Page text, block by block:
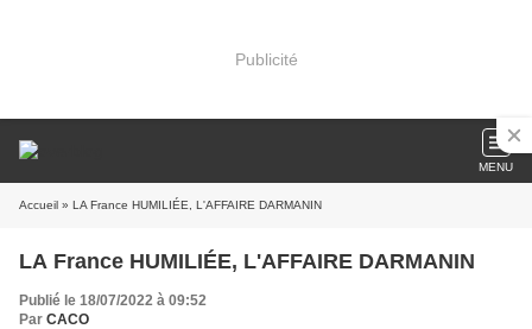
Publicité
MENU
Accueil » LA France HUMILIÉE, L'AFFAIRE DARMANIN
LA France HUMILIÉE, L'AFFAIRE DARMANIN
Publié le 18/07/2022 à 09:52
Par CACO